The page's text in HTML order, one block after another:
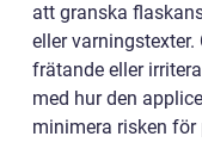
att granska
eller
frätande eller
med hur den
minimera risken för